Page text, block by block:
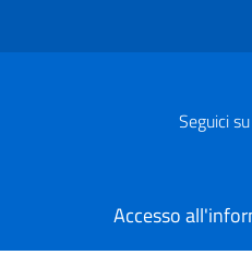
Seguici su
Accesso